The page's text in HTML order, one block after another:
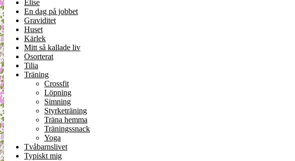
Elise
En dag på jobbet
Graviditet
Huset
Kärlek
Mitt så kallade liv
Osorterat
Tilia
Träning
Crossfit
Löpning
Simning
Styrketräning
Träna hemma
Träningssnack
Yoga
Tvåbarnslivet
Typiskt mig